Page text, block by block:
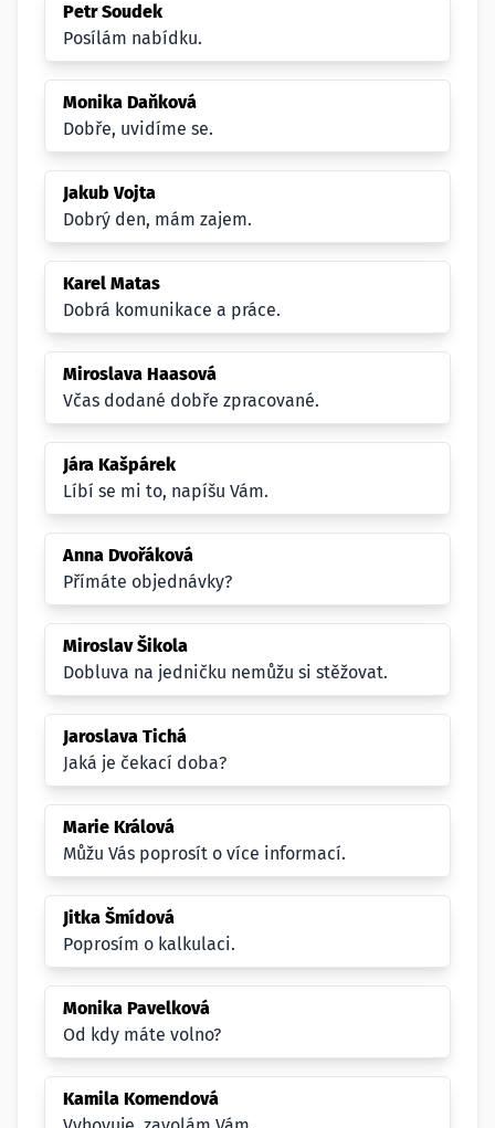
Petr Soudek
Posílám nabídku.
Monika Daňková
Dobře, uvidíme se.
Jakub Vojta
Dobrý den, mám zajem.
Karel Matas
Dobrá komunikace a práce.
Miroslava Haasová
Včas dodané dobře zpracované.
Jára Kašpárek
Líbí se mi to, napíšu Vám.
Anna Dvořáková
Přímáte objednávky?
Miroslav Šikola
Dobluva na jedničku nemůžu si stěžovat.
Jaroslava Tichá
Jaká je čekací doba?
Marie Králová
Můžu Vás poprosít o více informací.
Jitka Šmídová
Poprosím o kalkulaci.
Monika Pavelková
Od kdy máte volno?
Kamila Komendová